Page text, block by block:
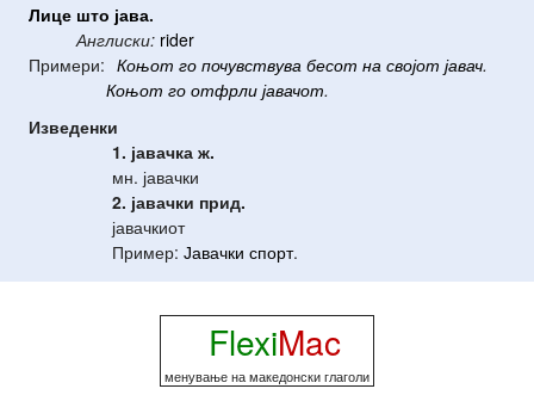
Лице што јава.
Англиски: rider
Примери: Коњот го почувствува бесот на својот јавач.
Коњот го отфрли јавачот.
Изведенки
1. јавачка ж.
мн. јавачки
2. јавачки прид.
јавачкиот
Пример: Јавачки спорт.
FlexiMac
менување на македонски глаголи